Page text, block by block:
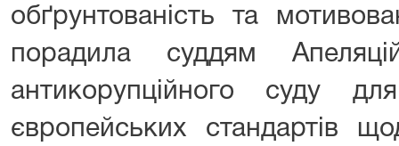
обґрунтованість та
порадила суддям
антикорупційного суду
європейських стандартів